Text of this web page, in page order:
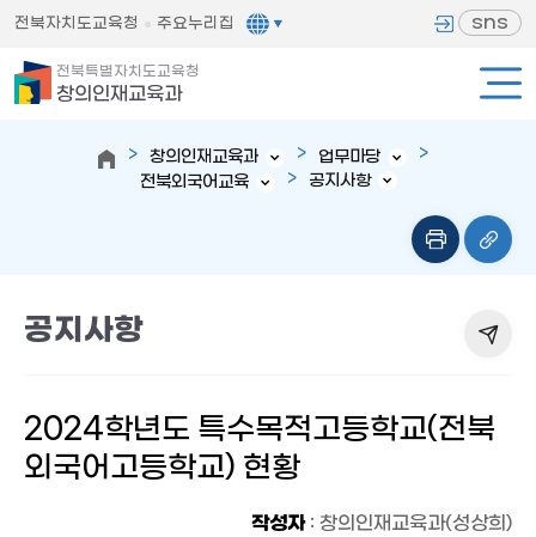
전북자치도교육청 주요누리집 sns
전북특별자치도교육청
창의인재교육과
창의인재교육과
업무마당
전북외국어교육
공지사항
공지사항
2024학년도 특수목적고등학교(전북
외국어고등학교) 현황
작성자: 창의인재교육과(성상희)